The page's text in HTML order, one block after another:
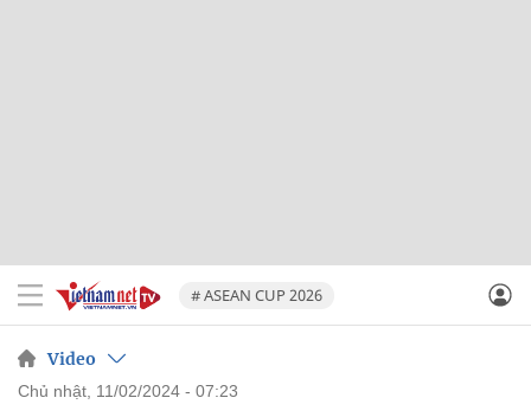
# ASEAN CUP 2026
Video
chủ nhật, 11/02/2024 - 07:23